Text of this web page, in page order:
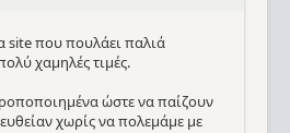
site που πουλάει παλιά
χαμηλές τιμές.
ώστε να παίζουν
χωρίς να πολεμάμε με